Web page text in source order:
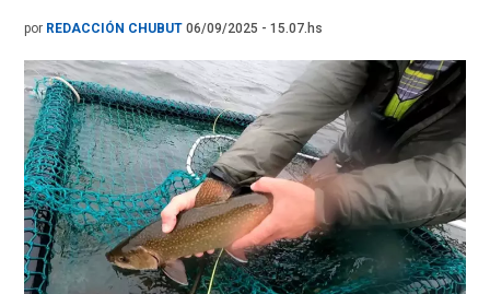
por REDACCIÓN CHUBUT 06/09/2025 - 15.07.hs